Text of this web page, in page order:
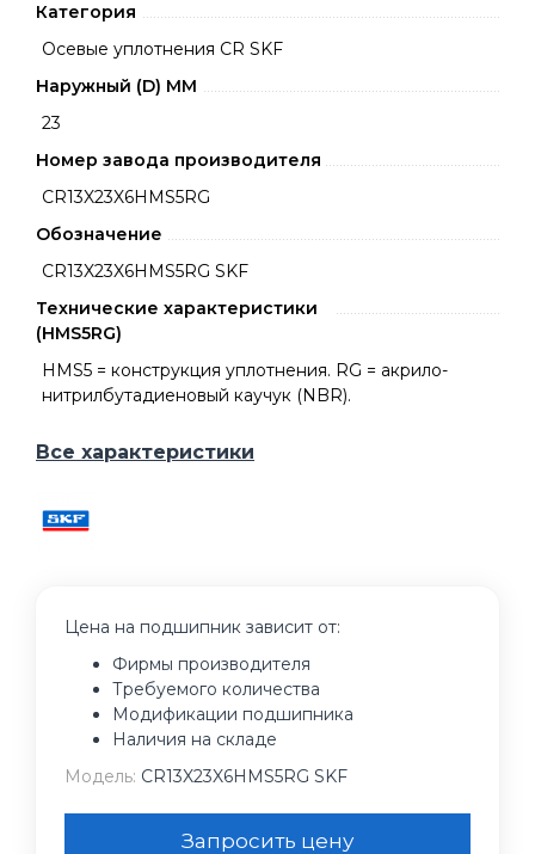
Категория
Осевые уплотнения CR SKF
Наружный (D) ММ
23
Номер завода производителя
CR13X23X6HMS5RG
Обозначение
CR13X23X6HMS5RG SKF
Технические характеристики
(HMS5RG)
HMS5 = конструкция уплотнения. RG = акрило-
нитрилбутадиеновый каучук (NBR).
Все характеристики
Цена на подшипник зависит от:
Фирмы производителя
Требуемого количества
Модификации подшипника
Наличия на складе
Модель: CR13X23X6HMS5RG SKF
Запросить цену